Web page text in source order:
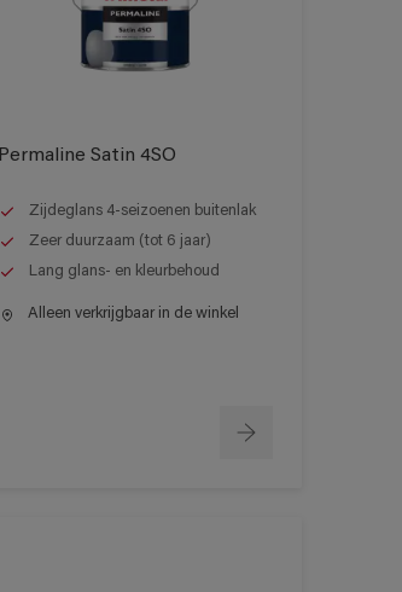
Permaline Satin 4SO
Zijdeglans 4-seizoenen buitenlak
Zeer duurzaam (tot 6 jaar)
Lang glans- en kleurbehoud
Alleen verkrijgbaar in de winkel